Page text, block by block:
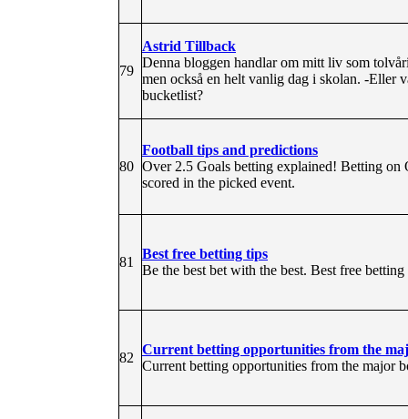
79
Astrid Tillback
Denna bloggen handlar om mitt liv som
men också en helt vanlig dag i skolan. -Eller
bucketlist?
80
Football tips and predictions
Over 2.5 Goals betting explained! Betting on
scored in the picked event.
81
Best free betting tips
Be the best bet with the best. Best free betting
82
Current betting opportunities from the
Current betting opportunities from the major